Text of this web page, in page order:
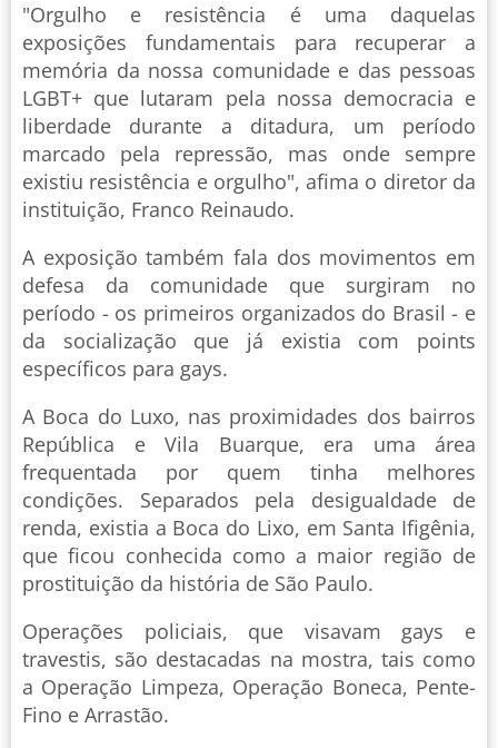
"Orgulho e resistência é uma daquelas
exposições fundamentais para recuperar a
memória da nossa comunidade e das pessoas
LGBT+ que lutaram pela nossa democracia e
liberdade durante a ditadura, um período
marcado pela repressão, mas onde sempre
existiu resistência e orgulho", afima o diretor da
instituição, Franco Reinaudo.
A exposição também fala dos movimentos em
defesa da comunidade que surgiram no
período - os primeiros organizados do Brasil - e
da socialização que já existia com points
específicos para gays.
A Boca do Luxo, nas proximidades dos bairros
República e Vila Buarque, era uma área
frequentada por quem tinha melhores
condições. Separados pela desigualdade de
renda, existia a Boca do Lixo, em Santa Ifigênia,
que ficou conhecida como a maior região de
prostituição da história de São Paulo.
Operações policiais, que visavam gays e
travestis, são destacadas na mostra, tais como
a Operação Limpeza, Operação Boneca, Pente-
Fino e Arrastão.